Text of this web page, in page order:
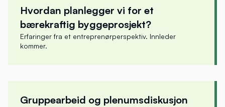
SINTEF Community
Hvordan planlegger vi for et
bærekraftig byggeprosjekt?
Erfaringer fra et entreprenørperspektiv. Innleder
kommer.
Gruppearbeid og plenumsdiskusjon